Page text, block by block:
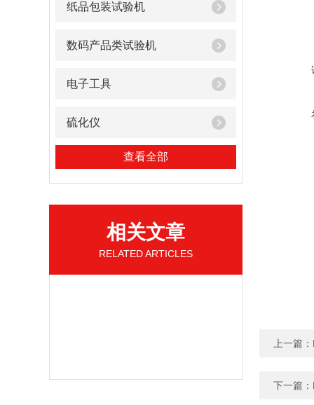
纸品包装试验机
数码产品类试验机
电子工具
硫化仪
查看全部
相关文章
RELATED ARTICLES
上一篇：
下一篇：